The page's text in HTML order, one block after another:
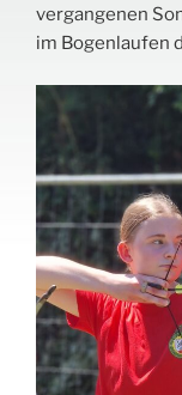
vergangenen
im Bogenlaufen